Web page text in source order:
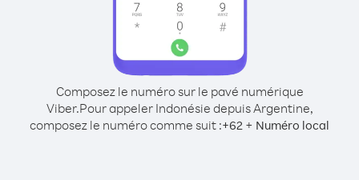
Composez le numéro sur le pavé numérique
Viber.Pour appeler Indonésie depuis Argentine,
composez le numéro comme suit :+62 + Numéro local